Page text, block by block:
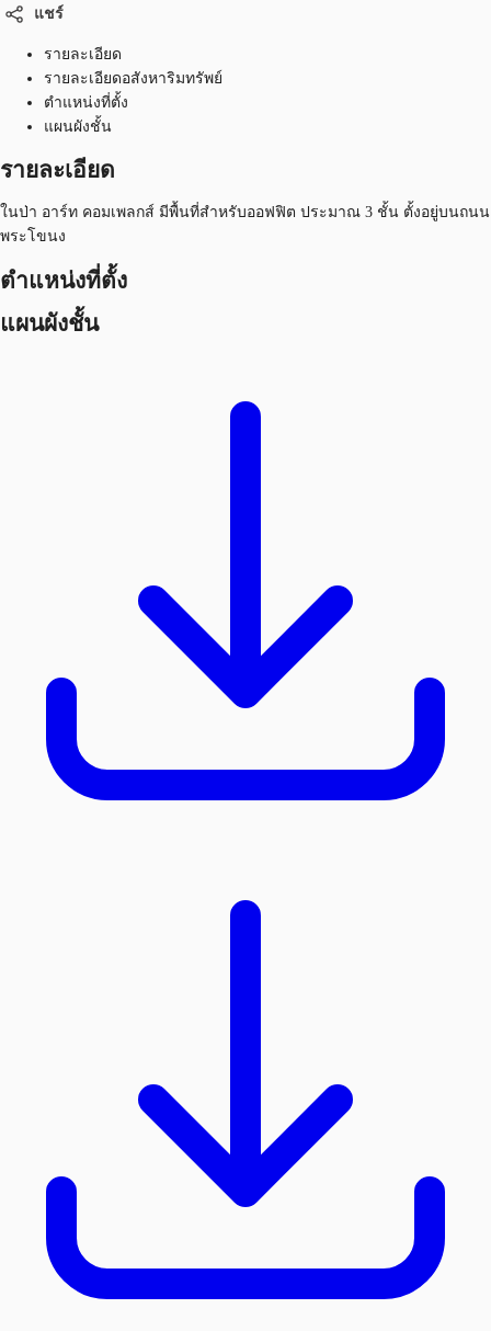
แชร์
รายละเอียด
รายละเอียดอสังหาริมทรัพย์
ตำแหน่งที่ตั้ง
แผนผังชั้น
รายละเอียด
ในป่า อาร์ท คอมเพลกส์ มีพื้นที่สำหรับออฟฟิต ประมาณ 3 ชั้น ตั้งอยู่บนถนน
พระโขนง
ตำแหน่งที่ตั้ง
แผนผังชั้น